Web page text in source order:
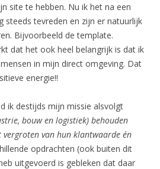
site te hebben. Nu ik het na een
steeds tevreden en zijn er natuurlijk
Bijvoorbeeld de template.
dat het ook heel belangrijk is dat ik
in mijn direct omgeving. Dat
energie!!
ik destijds mijn missie alsvolgt
bouw en logistiek) behouden
van hun klantwaarde én
opdrachten (ook buiten dit
uitgevoerd is gebleken dat daar